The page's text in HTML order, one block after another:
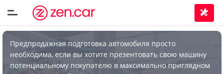
Предпродажная подготовка автомобиля просто
необходима, если вы хотите презентовать свою машину
потенциальному покупателю в максимально приглядном